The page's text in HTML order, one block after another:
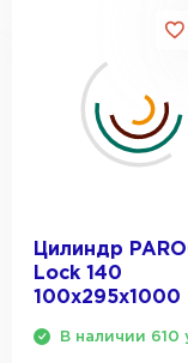
Цилиндр
Lock 140
100х295х1000
В наличии 610